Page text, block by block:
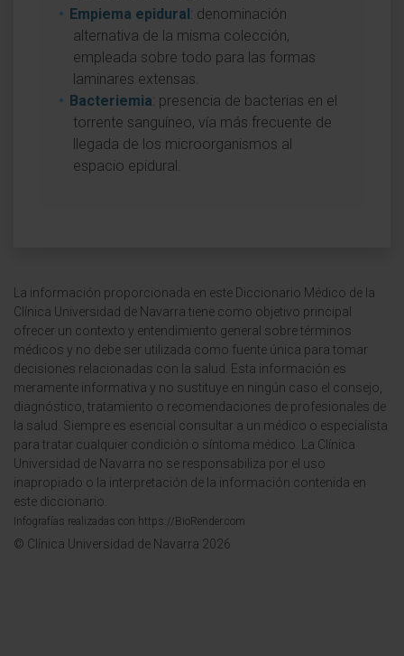
Empiema epidural: denominación
alternativa de la misma colección,
empleada sobre todo para las formas
laminares extensas.
Bacteriemia: presencia de bacterias en el
torrente sanguíneo, vía más frecuente de
llegada de los microorganismos al
espacio epidural.
La información proporcionada en este Diccionario Médico de la
Clínica Universidad de Navarra tiene como objetivo principal
ofrecer un contexto y entendimiento general sobre términos
médicos y no debe ser utilizada como fuente única para tomar
decisiones relacionadas con la salud. Esta información es
meramente informativa y no sustituye en ningún caso el consejo,
diagnóstico, tratamiento o recomendaciones de profesionales de
la salud. Siempre es esencial consultar a un médico o especialista
para tratar cualquier condición o síntoma médico. La Clínica
Universidad de Navarra no se responsabiliza por el uso
inapropiado o la interpretación de la información contenida en
este diccionario.
Infografías realizadas con https://BioRender.com
© Clínica Universidad de Navarra 2026